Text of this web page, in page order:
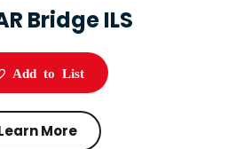
Bridge ILS
Add to List
More